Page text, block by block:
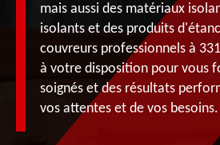
mais aussi des matériaux
isolants et des produits
couvreurs professionnels à
à votre disposition pour vous
soignés et des résultats
vos attentes et de vos besoins.